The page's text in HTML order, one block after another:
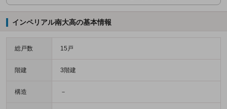
インペリアル南大高の基本情報
総戸数 15戸
階建 3階建
構造 －